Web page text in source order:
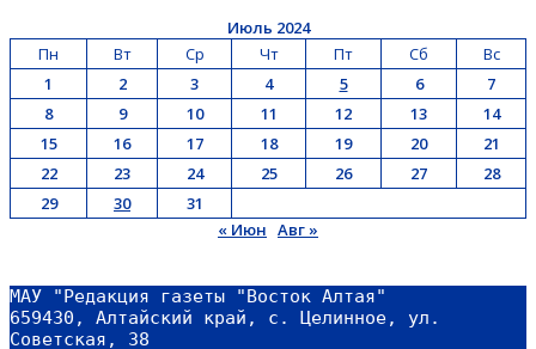
Июль 2024
Пн
Вт Ср Чт Пт Сб
Вс
1
2 3 4 5 6
7
8
9 10 11 12 13
14
15
16 17 18 19 20
21
22
23 24 25 26 27
28
29
30
31
« Июн Авг »
МАУ "Редакция газеты "Восток Алтая"
659430, Алтайский край, с. Целинное, ул.
Советская, 38